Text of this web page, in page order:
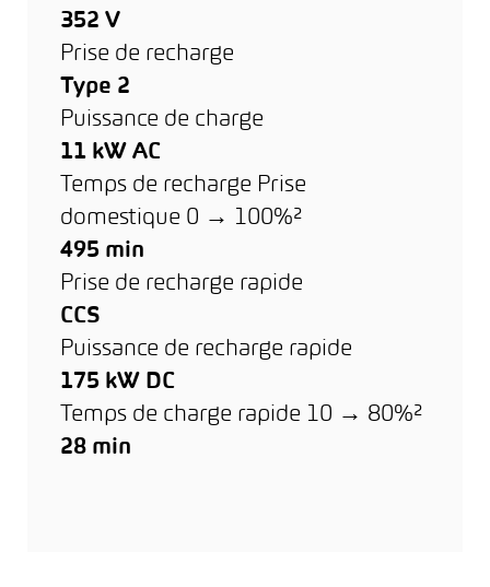
352 V
Prise de recharge
Type 2
Puissance de charge
11 kW AC
Temps de recharge Prise
domestique 0 → 100%²
495 min
Prise de recharge rapide
CCS
Puissance de recharge rapide
175 kW DC
Temps de charge rapide 10 → 80%²
28 min